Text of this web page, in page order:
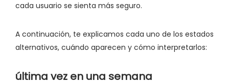
cada usuario se sienta más seguro.
A continuación, te explicamos cada uno de los estados
alternativos, cuándo aparecen y cómo interpretarlos:
última vez en una semana